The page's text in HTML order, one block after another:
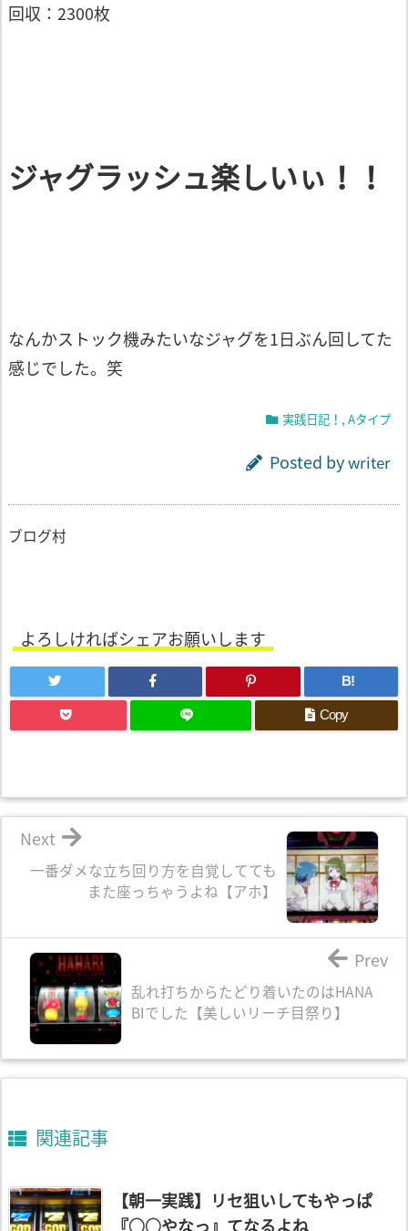
回収：2300枚
ジャグラッシュ楽しいぃ！！
なんかストック機みたいなジャグを1日ぶん回してた
感じでした。笑
実践日記！ , Aタイプ
Posted bywriter
ブログ村
よろしければシェアお願いします
B!
Copy
一番ダメな立ち回り方を自覚してても
また座っちゃうよね【アホ】
Next
乱れ打ちからたどり着いたのはHANA
BIでした【美しいリーチ目祭り】
Prev
関連記事
【朝一実践】リセ狙いしてもやっぱ
『○○やなっ』てなるよね